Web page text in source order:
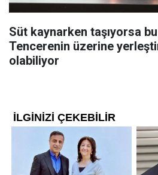
Süt kaynarken taşıyorsa
Tencerenin üzerine
olabiliyor